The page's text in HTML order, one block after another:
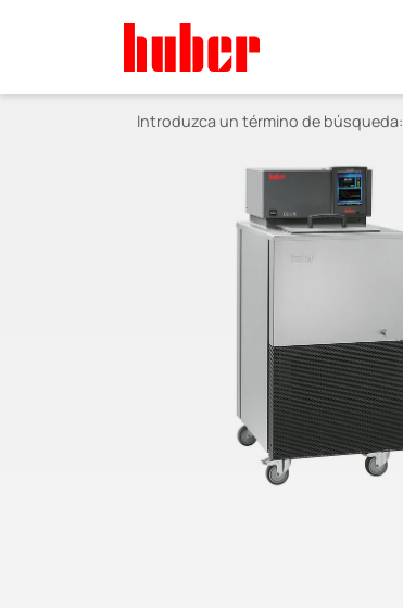
Introduzca un término de búsqueda: